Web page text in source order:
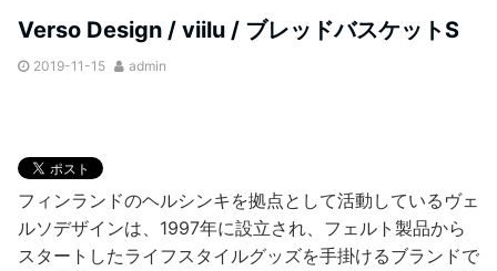
Verso Design / viilu / ブレッドバスケットS
2019-11-15 admin
フィンランドのヘルシンキを拠点として活動しているヴェ
ルソデザインは、1997年に設立され、フェルト製品から
スタートしたライフスタイルグッズを手掛けるブランドで